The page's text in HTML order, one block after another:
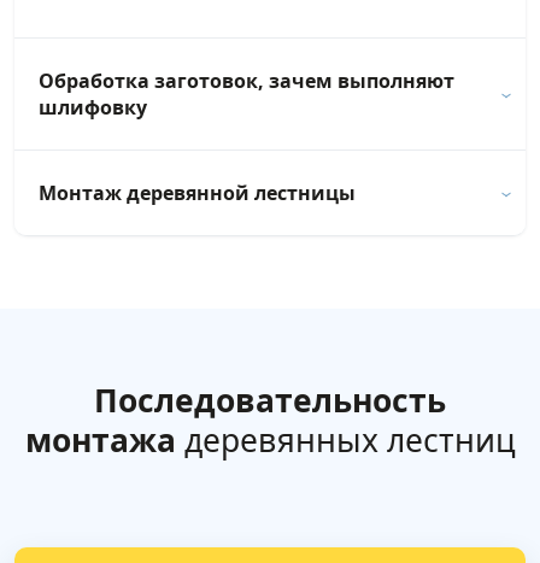
Обработка заготовок, зачем выполняют
шлифовку
Монтаж деревянной лестницы
Последовательность
монтажа деревянных лестниц